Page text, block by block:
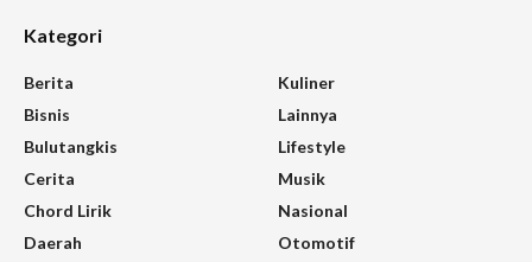
Kategori
Berita
Bisnis
Bulutangkis
Cerita
Chord Lirik
Daerah
Kuliner
Lainnya
Lifestyle
Musik
Nasional
Otomotif